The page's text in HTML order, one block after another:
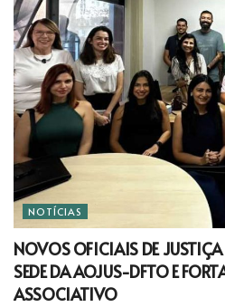
NOTÍCIAS
NOVOS OFICIAIS DE
SEDE DA AOJUS-DFTO E
ASSOCIATIVO